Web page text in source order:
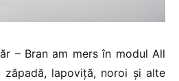
– Bran am mers în modul All
zăpadă, lapoviță, noroi și alte